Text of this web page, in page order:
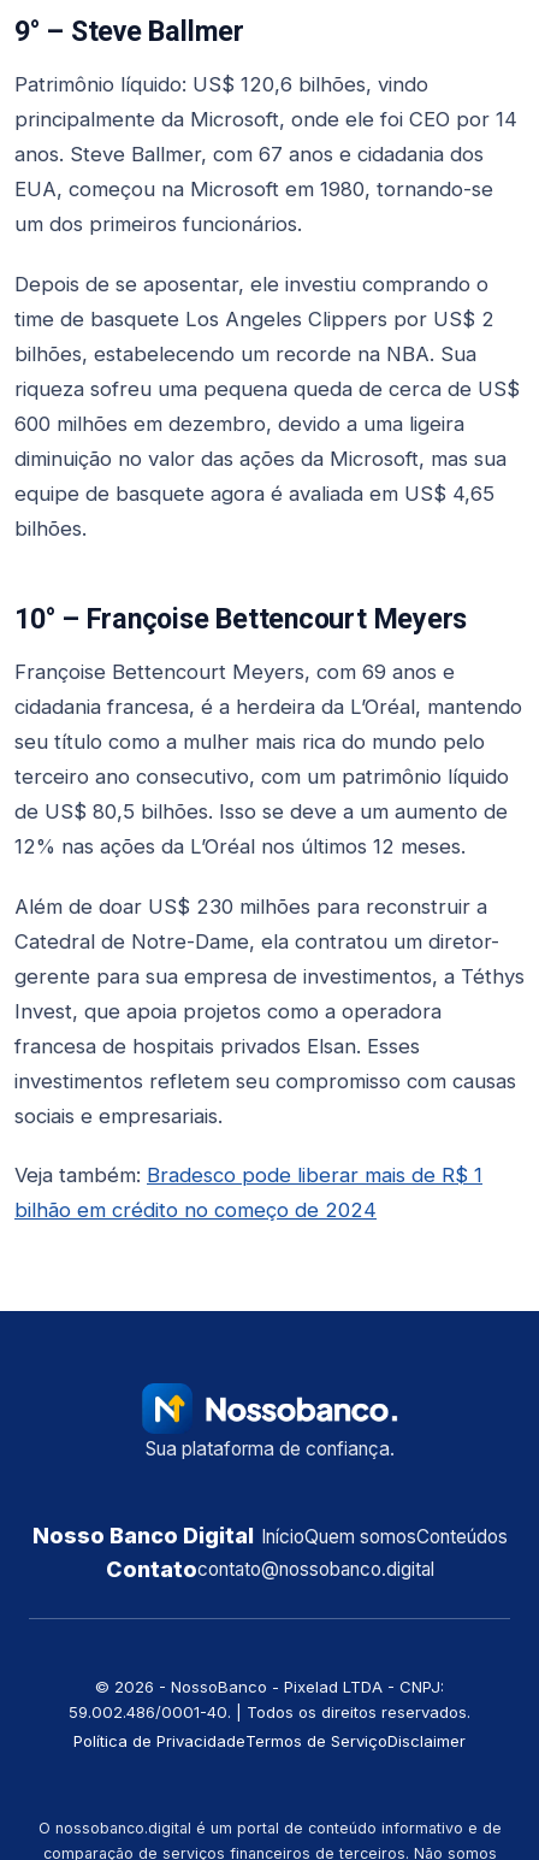
9° – Steve Ballmer
Patrimônio líquido: US$ 120,6 bilhões, vindo
principalmente da Microsoft, onde ele foi CEO por 14
anos. Steve Ballmer, com 67 anos e cidadania dos
EUA, começou na Microsoft em 1980, tornando-se
um dos primeiros funcionários.
Depois de se aposentar, ele investiu comprando o
time de basquete Los Angeles Clippers por US$ 2
bilhões, estabelecendo um recorde na NBA. Sua
riqueza sofreu uma pequena queda de cerca de US$
600 milhões em dezembro, devido a uma ligeira
diminuição no valor das ações da Microsoft, mas sua
equipe de basquete agora é avaliada em US$ 4,65
bilhões.
10° – Françoise Bettencourt Meyers
Françoise Bettencourt Meyers, com 69 anos e
cidadania francesa, é a herdeira da L’Oréal, mantendo
seu título como a mulher mais rica do mundo pelo
terceiro ano consecutivo, com um patrimônio líquido
de US$ 80,5 bilhões. Isso se deve a um aumento de
12% nas ações da L’Oréal nos últimos 12 meses.
Além de doar US$ 230 milhões para reconstruir a
Catedral de Notre-Dame, ela contratou um diretor-
gerente para sua empresa de investimentos, a Téthys
Invest, que apoia projetos como a operadora
francesa de hospitais privados Elsan. Esses
investimentos refletem seu compromisso com causas
sociais e empresariais.
Veja também: Bradesco pode liberar mais de R$ 1
bilhão em crédito no começo de 2024
Sua plataforma de confiança.
Nosso Banco Digital InícioQuem somosConteúdos
Contatocontato@nossobanco.digital
©️ 2026 - NossoBanco - Pixelad LTDA - CNPJ:
59.002.486/0001-40. | Todos os direitos reservados.
Política de PrivacidadeTermos de ServiçoDisclaimer
O nossobanco.digital é um portal de conteúdo informativo e de
comparação de serviços financeiros de terceiros. Não somos